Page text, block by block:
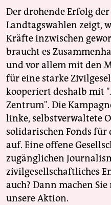
Der drohende Erfolg
Landtagswahlen zeigt,
Kräfte inzwischen
braucht es
und vor allem mit den
für eine starke
kooperiert deshalb mit
Zentrum". Die
linke, selbstverwaltete
solidarischen Fonds für
auf. Eine offene
zugänglichen
zivilgesellschaftliches
auch? Dann machen
unsere Aktion.